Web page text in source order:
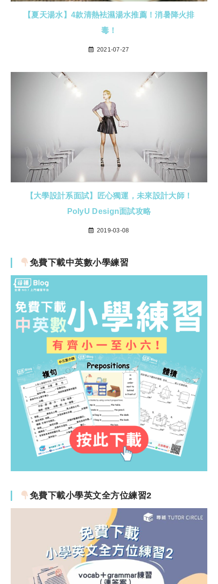
【夏天湯水】4款清熱袪濕湯水推薦！消暑降火排
毒！
2021-07-27
【大學設計系面試】匠心獨運，未來設計大師！
PolyU Design面試攻略
2019-03-08
免費下載中英數小學練習
免費下載小學英文全方位練習2